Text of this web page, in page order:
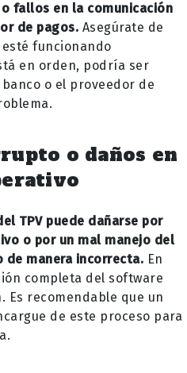
fallos en la comunicación
de pagos. Asegúrate de
funcionando
en orden, podría ser
o el proveedor de
o daños en
TPV puede dañarse por
o por un mal manejo del
manera incorrecta. En
completa del software
Es recomendable que un
de este proceso para